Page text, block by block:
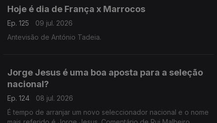
Hoje é dia de França x Marrocos
Ep. 125
09 jul. 2026
Antevisão de António Tadeia.
Jorge Jesus é uma boa aposta para a seleção
nacional?
Ep. 124
08 jul. 2026
É tempo de arranjar um novo seleccionador nacional e o nome